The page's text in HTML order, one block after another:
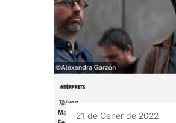
21 de Gener de 2022